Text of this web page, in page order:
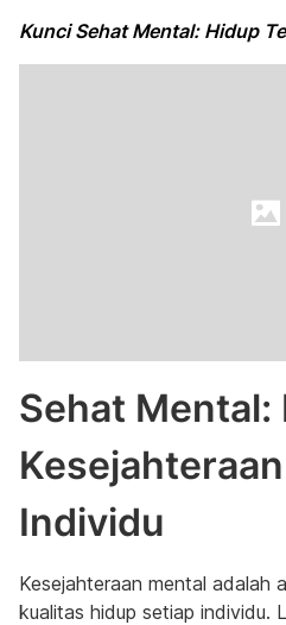
Kunci Sehat Mental: Hidup
Sehat Mental:
Individu
Kesejahteraan mental adalah
kualitas hidup setiap individu.